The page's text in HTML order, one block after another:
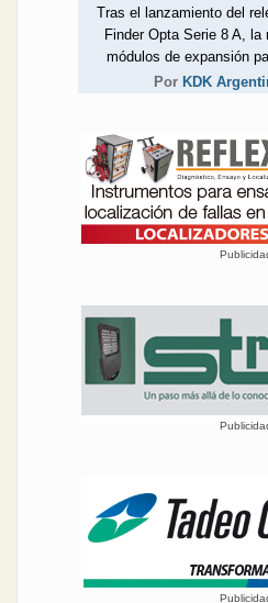
Tras el lanzamiento del
Finder Opta Serie 8 A, la
módulos de expansión
Por KDK